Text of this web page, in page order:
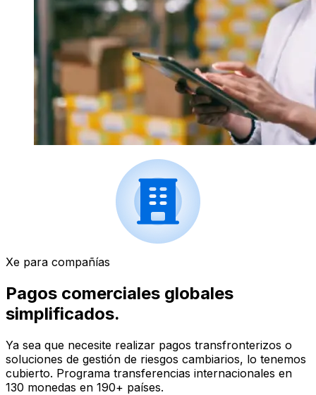
Xe para compañías
Pagos comerciales globales
simplificados.
Ya sea que necesite realizar pagos transfronterizos o
soluciones de gestión de riesgos cambiarios, lo tenemos
cubierto. Programa transferencias internacionales en
130 monedas en 190+ países.